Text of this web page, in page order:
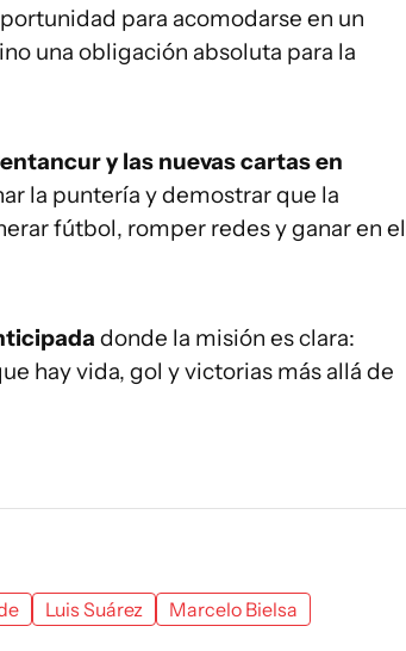
para acomodarse en un
una obligación absoluta para la
y las nuevas cartas en
la puntería y demostrar que la
fútbol, romper redes y ganar en el
donde la misión es clara:
hay vida, gol y victorias más allá de
Luis Suárez Marcelo Bielsa